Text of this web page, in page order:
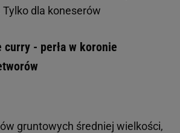
dla koneserów
curry - perła w koronie
gruntowych średniej wielkości,